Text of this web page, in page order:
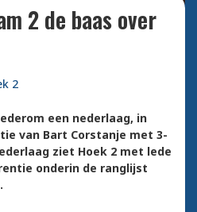
2 de baas over
2
een nederlaag, in
van Bart Corstanje met 3-
ziet Hoek 2 met lede
onderin de ranglijst